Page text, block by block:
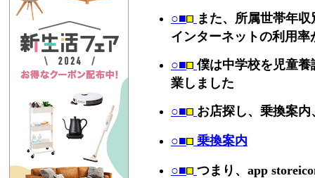
○■ また、所属世帯年
インターネットの利用率
○■ 僕は中学校を児童
業しました
○■ お店探し、乗換案
○■ 乗換案内
○■ つまり、app